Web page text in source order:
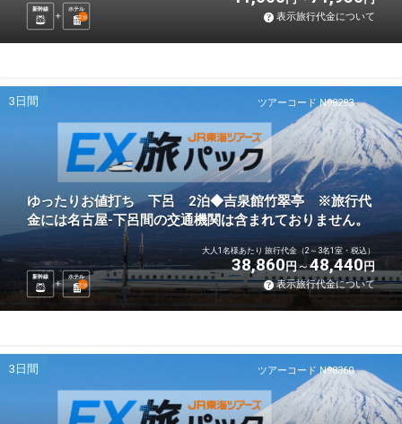
新幹線
ホテル
2泊 表示旅行代金について
ツアーコード N98293
3日間
ゆったりお値打ち 下呂 2泊◆吉泉館竹翠亭 ※旅行代
金には名古屋-下呂間の交通機関は含まれておりません。
新幹線
ホテル
2泊
大人1名様あたり 旅行代金（2～3名1室・税込）
38,860円 48,440円
表示旅行代金について
ツアーコード N98360
3日間